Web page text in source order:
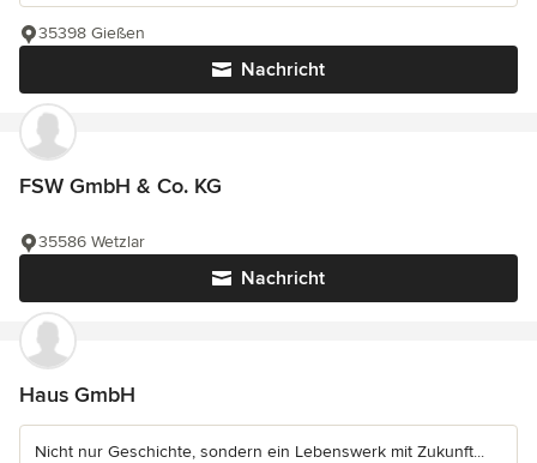
Nachricht
35398 Gießen
FSW GmbH & Co. KG
Nachricht
35586 Wetzlar
Haus GmbH
Nicht nur Geschichte, sondern ein Lebenswerk mit Zukunft...